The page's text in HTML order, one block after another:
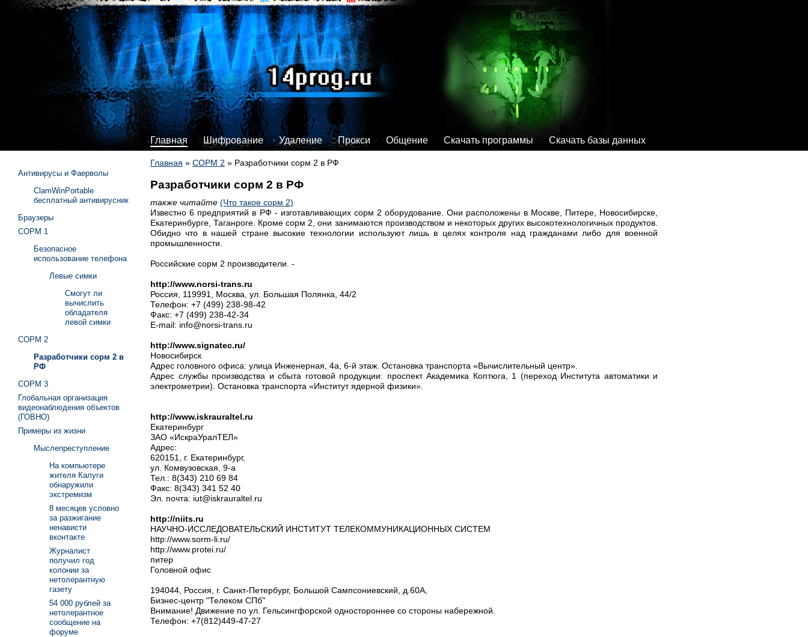
Главная Шифрование Удаление Прокси Общение Скачать программы Скачать базы данных
Главная » СОРМ 2 » Разработчики сорм 2 в РФ
Разработчики сорм 2 в РФ
также читайте (Что такое сорм 2)
Известно 6 предприятий в РФ - изготавливающих сорм 2 оборудование. Они расположены в Москве, Питере, Новосибирске,
Екатеринбурге, Таганроге. Кроме сорм 2, они занимаются производством и некоторых других высокотехнологичных продуктов.
Обидно что в нашей стране высокие технологии используют лишь в целях контроля над гражданами либо для военной
промышленности.
Российские сорм 2 производители. -
http://www.norsi-trans.ru
Россия, 119991, Москва, ул. Большая Полянка, 44/2
Телефон: +7 (499) 238-98-42
Факс: +7 (499) 238-42-34
E-mail: info@norsi-trans.ru
http://www.signatec.ru/
Новосибирск
Адрес головного офиса: улица Инженерная, 4а, 6‑й этаж. Остановка транспорта «Вычислительный центр».
Адрес службы производства и сбыта готовой продукции: проспект Академика Коптюга, 1 (переход Института автоматики и
электрометрии). Остановка транспорта «Институт ядерной физики».
http://www.iskrauraltel.ru
Екатеринбург
ЗАО «ИскраУралТЕЛ»
Адрес:
620151, г. Екатеринбург,
ул. Комвузовская, 9-а
Тел.: 8(343) 210 69 84
Факс: 8(343) 341 52 40
Эл. почта: iut@iskrauraltel.ru
http://niits.ru
НАУЧНО-ИССЛЕДОВАТЕЛЬСКИЙ ИНСТИТУТ ТЕЛЕКОММУНИКАЦИОННЫХ СИСТЕМ
http://www.sorm-li.ru/
http://www.protei.ru/
питер
Головной офис
194044, Россия, г. Санкт-Петербург, Большой Сампсониевский, д.60A,
Бизнес-центр "Телеком СПб"
Внимание! Движение по ул. Гельсингфорской одностороннее со стороны набережной.
Телефон: +7(812)449-47-27
Антивирусы и Фаерволы
ClamWinPortable
бесплатный антивирусник
Браузеры
СОРМ 1
Безопасное
использование телефона
Левые симки
Смогут ли
вычислить
обладателя
левой симки
СОРМ 2
Разработчики сорм 2 в
РФ
СОРМ 3
Глобальная организация
видеонаблюдения объектов
(ГОВНО)
Примеры из жизни
Мыслепреступление
На компьютере
жителя Калуги
обнаружили
экстремизм
8 месяцев условно
за разжигание
ненависти
вконтакте
Журналист
получил год
колонии за
нетолерантную
газету
54 000 рублей за
нетолерантное
сообщение на
форуме